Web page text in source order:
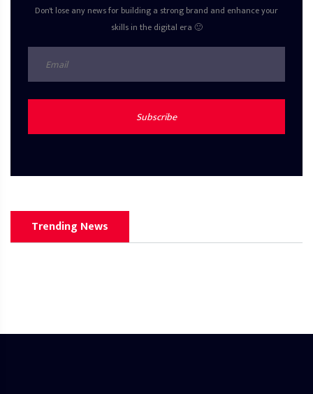
Don't lose any news for building a strong brand and enhance your
skills in the digital era 🙂
Subscribe
Trending News